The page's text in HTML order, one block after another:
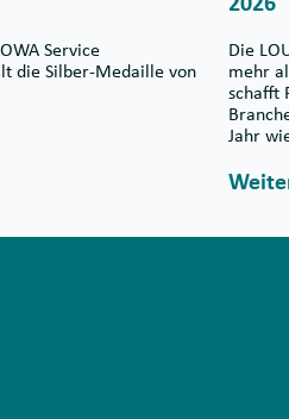
Service
die Silber-Medaille von
Die
mehr
schafft
Jahr